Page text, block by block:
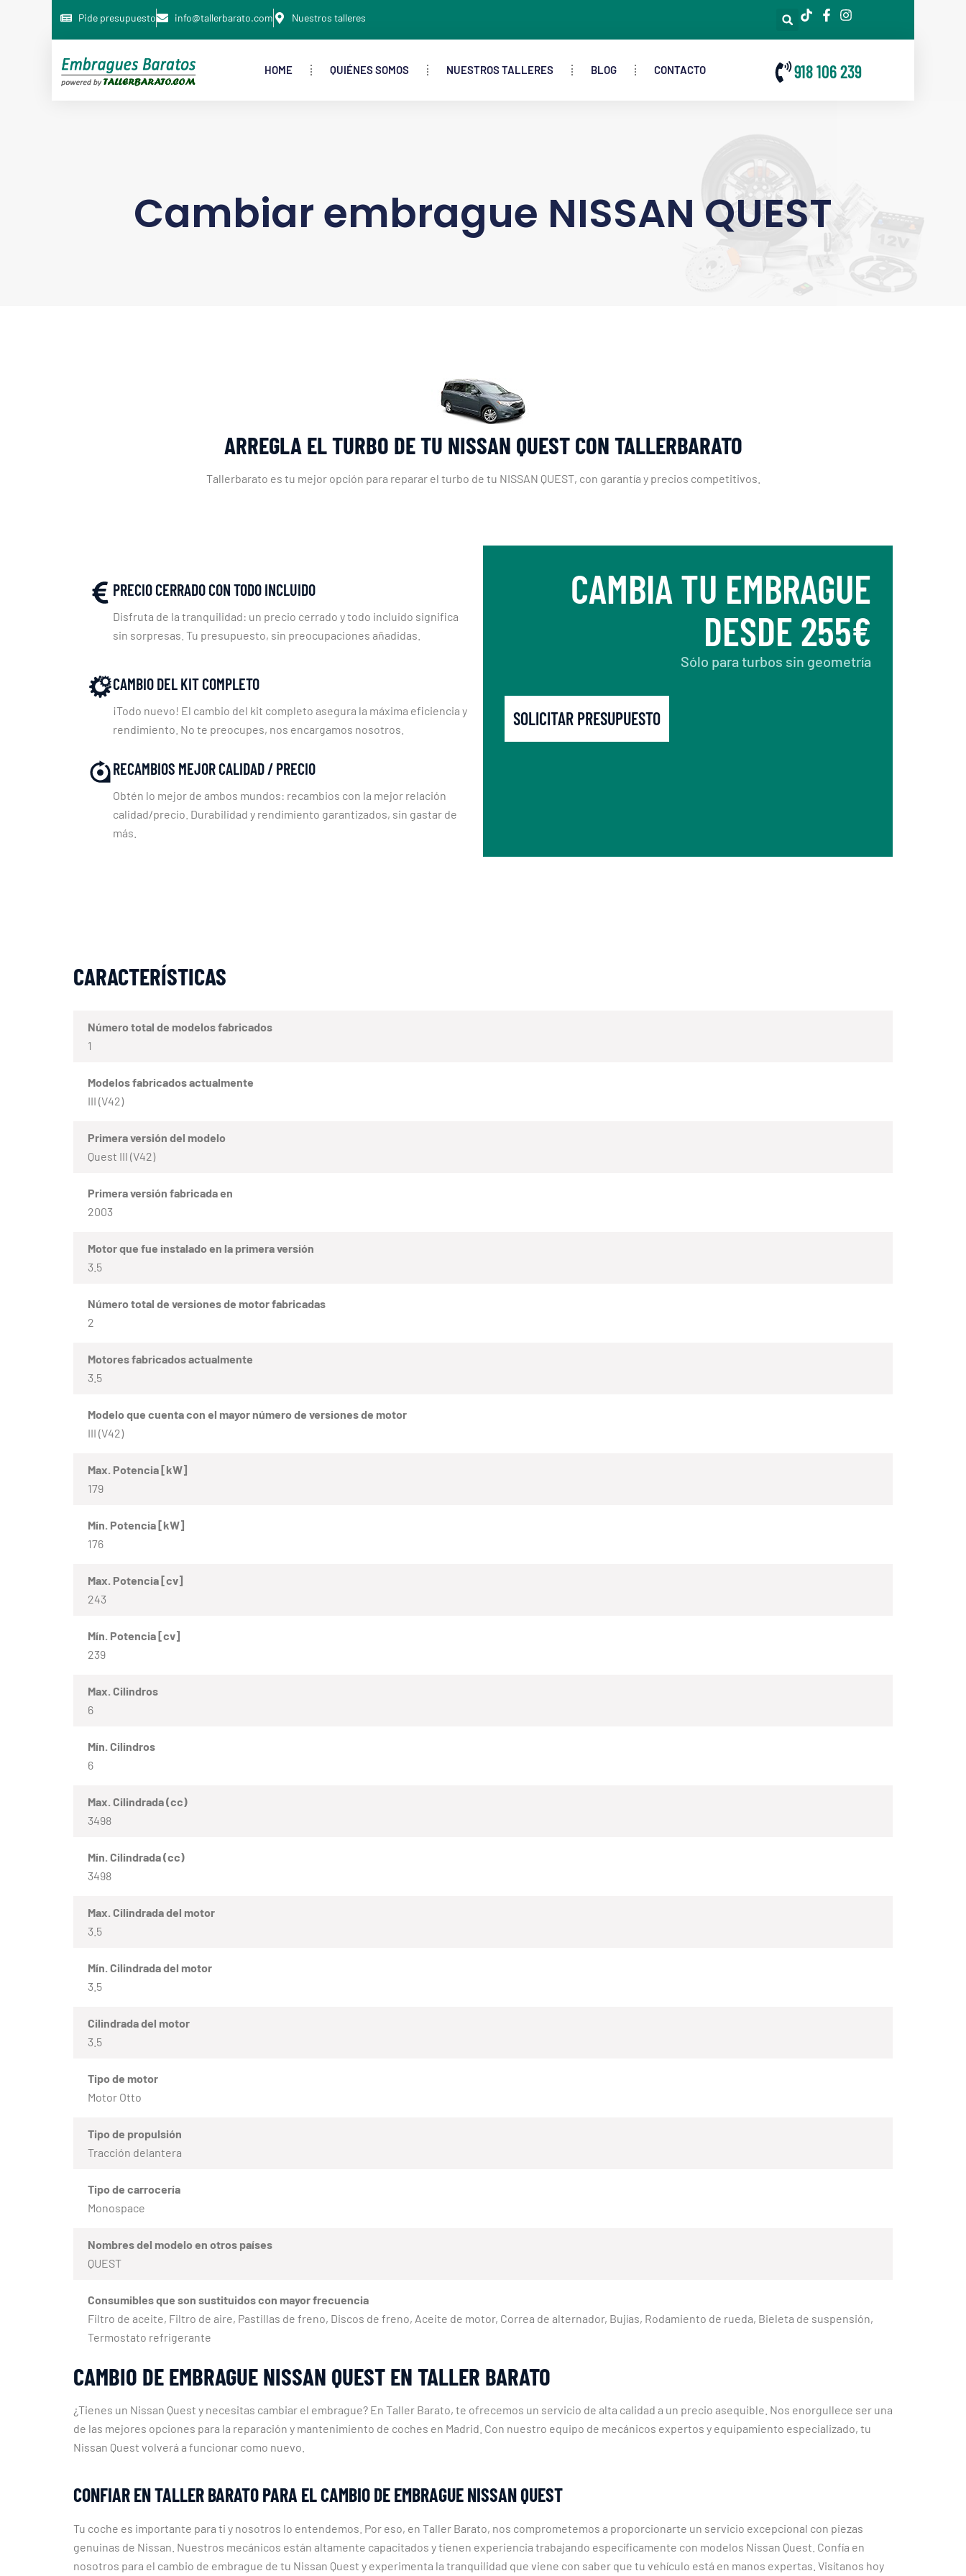
Pide presupuesto info@tallerbarato.com Nuestros talleres
HOME QUIÉNES SOMOS NUESTROS TALLERES BLOG CONTACTO 918 106 239
Cambiar embrague NISSAN QUEST
ARREGLA EL TURBO DE TU NISSAN QUEST CON TALLERBARATO
Tallerbarato es tu mejor opción para reparar el turbo de tu NISSAN QUEST, con garantía y precios competitivos.
PRECIO CERRADO CON TODO INCLUIDO
Disfruta de la tranquilidad: un precio cerrado y todo incluido significa
sin sorpresas. Tu presupuesto, sin preocupaciones añadidas.
CAMBIO DEL KIT COMPLETO
¡Todo nuevo! El cambio del kit completo asegura la máxima eficiencia y
rendimiento. No te preocupes, nos encargamos nosotros.
RECAMBIOS MEJOR CALIDAD / PRECIO
Obtén lo mejor de ambos mundos: recambios con la mejor relación
calidad/precio. Durabilidad y rendimiento garantizados, sin gastar de
más.
CAMBIA TU EMBRAGUE
DESDE 255€
Sólo para turbos sin geometría
SOLICITAR PRESUPUESTO
CARACTERÍSTICAS
Número total de modelos fabricados
1
Modelos fabricados actualmente
III (V42)
Primera versión del modelo
Quest III (V42)
Primera versión fabricada en
2003
Motor que fue instalado en la primera versión
3.5
Número total de versiones de motor fabricadas
2
Motores fabricados actualmente
3.5
Modelo que cuenta con el mayor número de versiones de motor
III (V42)
Max. Potencia [kW]
179
Mín. Potencia [kW]
176
Max. Potencia [cv]
243
Mín. Potencia [cv]
239
Max. Cilindros
6
Mín. Cilindros
6
Max. Cilindrada (cc)
3498
Mín. Cilindrada (cc)
3498
Max. Cilindrada del motor
3.5
Mín. Cilindrada del motor
3.5
Cilindrada del motor
3.5
Tipo de motor
Motor Otto
Tipo de propulsión
Tracción delantera
Tipo de carrocería
Monospace
Nombres del modelo en otros países
QUEST
Consumibles que son sustituidos con mayor frecuencia
Filtro de aceite, Filtro de aire, Pastillas de freno, Discos de freno, Aceite de motor, Correa de alternador, Bujías, Rodamiento de rueda, Bieleta de suspensión,
Termostato refrigerante
CAMBIO DE EMBRAGUE NISSAN QUEST EN TALLER BARATO
¿Tienes un Nissan Quest y necesitas cambiar el embrague? En Taller Barato, te ofrecemos un servicio de alta calidad a un precio asequible. Nos enorgullece ser una
de las mejores opciones para la reparación y mantenimiento de coches en Madrid. Con nuestro equipo de mecánicos expertos y equipamiento especializado, tu
Nissan Quest volverá a funcionar como nuevo.
CONFIAR EN TALLER BARATO PARA EL CAMBIO DE EMBRAGUE NISSAN QUEST
Tu coche es importante para ti y nosotros lo entendemos. Por eso, en Taller Barato, nos comprometemos a proporcionarte un servicio excepcional con piezas
genuinas de Nissan. Nuestros mecánicos están altamente capacitados y tienen experiencia trabajando específicamente con modelos Nissan Quest. Confía en
nosotros para el cambio de embrague de tu Nissan Quest y experimenta la tranquilidad que viene con saber que tu vehículo está en manos expertas. Visítanos hoy